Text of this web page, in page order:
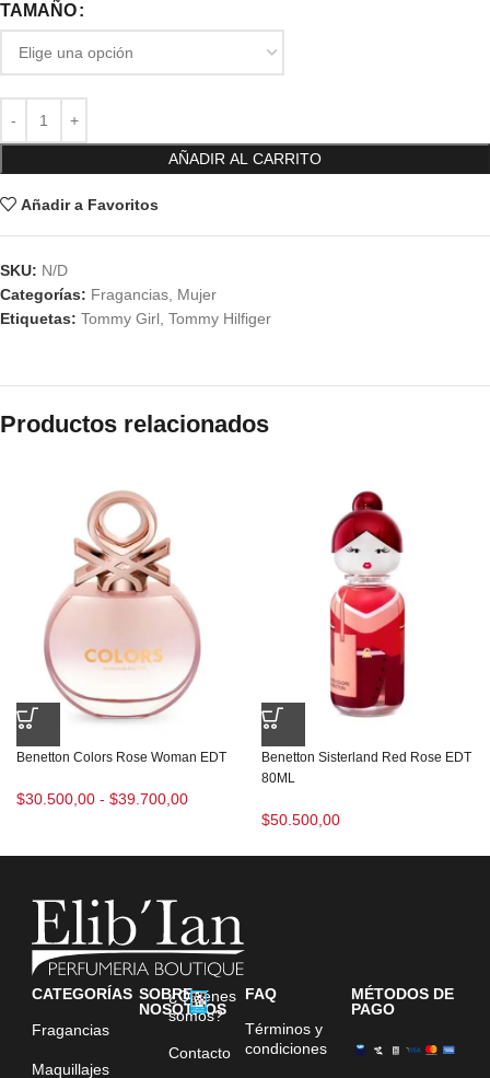
TAMAÑO
AÑADIR AL CARRITO
Añadir a Favoritos
SKU: N/D
Categorías: Fragancias, Mujer
Etiquetas: Tommy Girl, Tommy Hilfiger
Productos relacionados
Benetton Colors Rose Woman EDT
$30.500,00 - $39.700,00
Benetton Sisterland Red Rose EDT
80ML
$50.500,00
CATEGORÍAS
Fragancias
Maquillajes
SOBRE
NOSOTROS
¿Quiénes
somos?
Contacto
FAQ
Términos y
condiciones
MÉTODOS DE
PAGO